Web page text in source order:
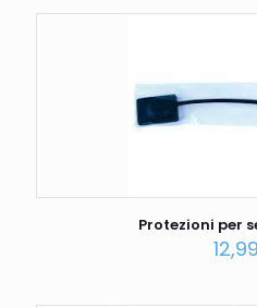
Protezioni per
12,99